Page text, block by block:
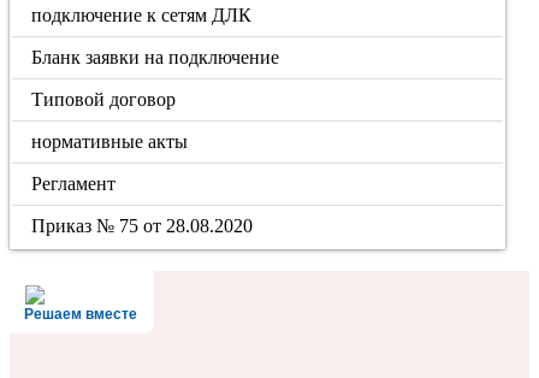
подключение к сетям ДЛК
Бланк заявки на подключение
Типовой договор
нормативные акты
Регламент
Приказ № 75 от 28.08.2020
Решаем вместе